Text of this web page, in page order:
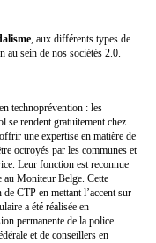
, aux différents types de
au sein de nos sociétés 2.0.
technoprévention : les
se rendent gratuitement chez
une expertise en matière de
octroyés par les communes et
Leur fonction est reconnue
au Moniteur Belge. Cette
CTP en mettant l’accent sur
a été réalisée en
permanente de la police
et de conseillers en